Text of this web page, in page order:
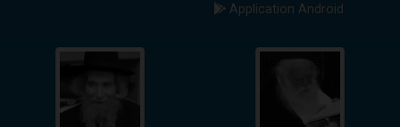
Application Android